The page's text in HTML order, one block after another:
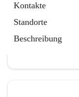
Kontakte
Standorte
Beschreibung